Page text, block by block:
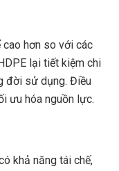
hơn so với các
lại tiết kiệm chi
đời sử dụng. Điều
ưu hóa nguồn lực.
khả năng tái chế,